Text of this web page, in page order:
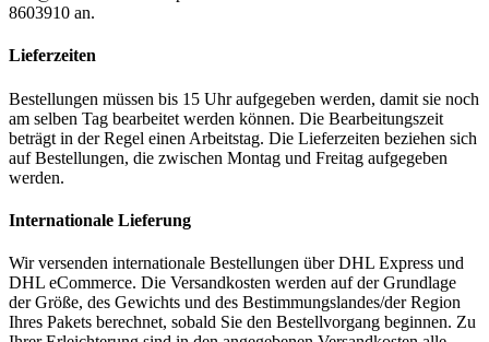
8603910 an.
Lieferzeiten
Bestellungen müssen bis 15 Uhr aufgegeben werden, damit sie noch
am selben Tag bearbeitet werden können. Die Bearbeitungszeit
beträgt in der Regel einen Arbeitstag. Die Lieferzeiten beziehen sich
auf Bestellungen, die zwischen Montag und Freitag aufgegeben
werden.
Internationale Lieferung
Wir versenden internationale Bestellungen über DHL Express und
DHL eCommerce. Die Versandkosten werden auf der Grundlage
der Größe, des Gewichts und des Bestimmungslandes/der Region
Ihres Pakets berechnet, sobald Sie den Bestellvorgang beginnen. Zu